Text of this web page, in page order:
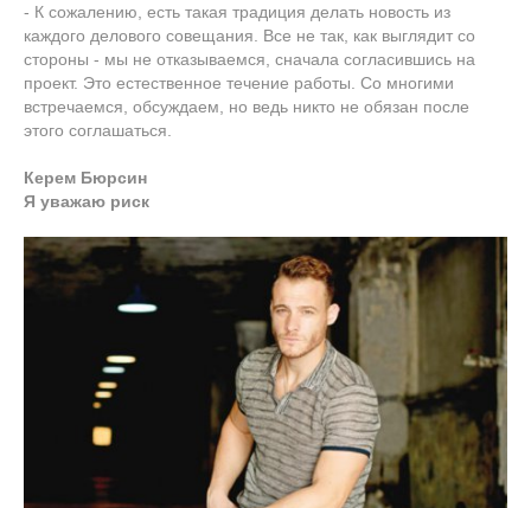
- К сожалению, есть такая традиция делать новость из
каждого делового совещания. Все не так, как выглядит со
стороны - мы не отказываемся, сначала согласившись на
проект. Это естественное течение работы. Со многими
встречаемся, обсуждаем, но ведь никто не обязан после
этого соглашаться.
Керем Бюрсин
Я уважаю риск